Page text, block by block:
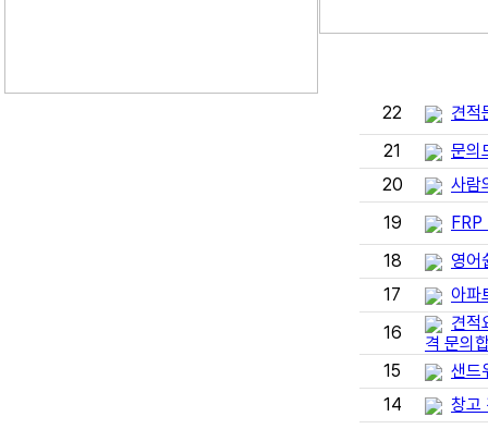
22
견적
21
문의
20
사람
19
FRP
18
영어
17
아파
16
견적
격 문의
15
샌드
14
창고